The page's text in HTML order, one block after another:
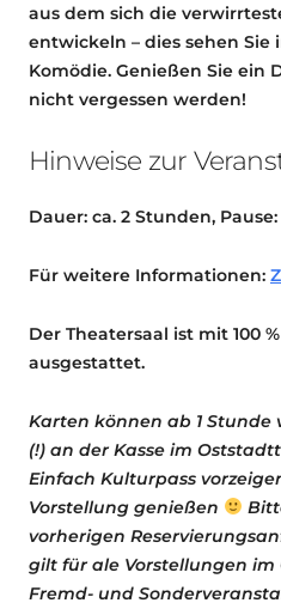
aus dem sich die
entwickeln – dies sehen Sie
Komödie. Genießen Sie ein
nicht vergessen werden!
Hinweise zur
Dauer: ca. 2 Stunden,
Für weitere Informationen:
Der Theatersaal ist mit 100
ausgestattet.
Karten können ab 1 Stunde
(!) an der Kasse im
Einfach Kulturpass
Vorstellung genießen
vorherigen
gilt für ale Vorstellungen
Fremd- und